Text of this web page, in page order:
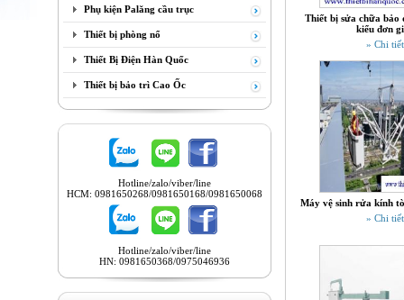
Phụ kiện Palăng cầu trục
Thiết bị phòng nổ
Thiết Bị Điện Hàn Quốc
Thiết bị bảo trì Cao Ốc
Hotline/zalo/viber/line
HCM: 0981650268/0981650168/0981650068
Hotline/zalo/viber/line
HN: 0981650368/0975046936
Thiết bị sửa chữa bảo
kiểu đơn
» Chi tiết
Máy vệ sinh rửa kính
» Chi tiết